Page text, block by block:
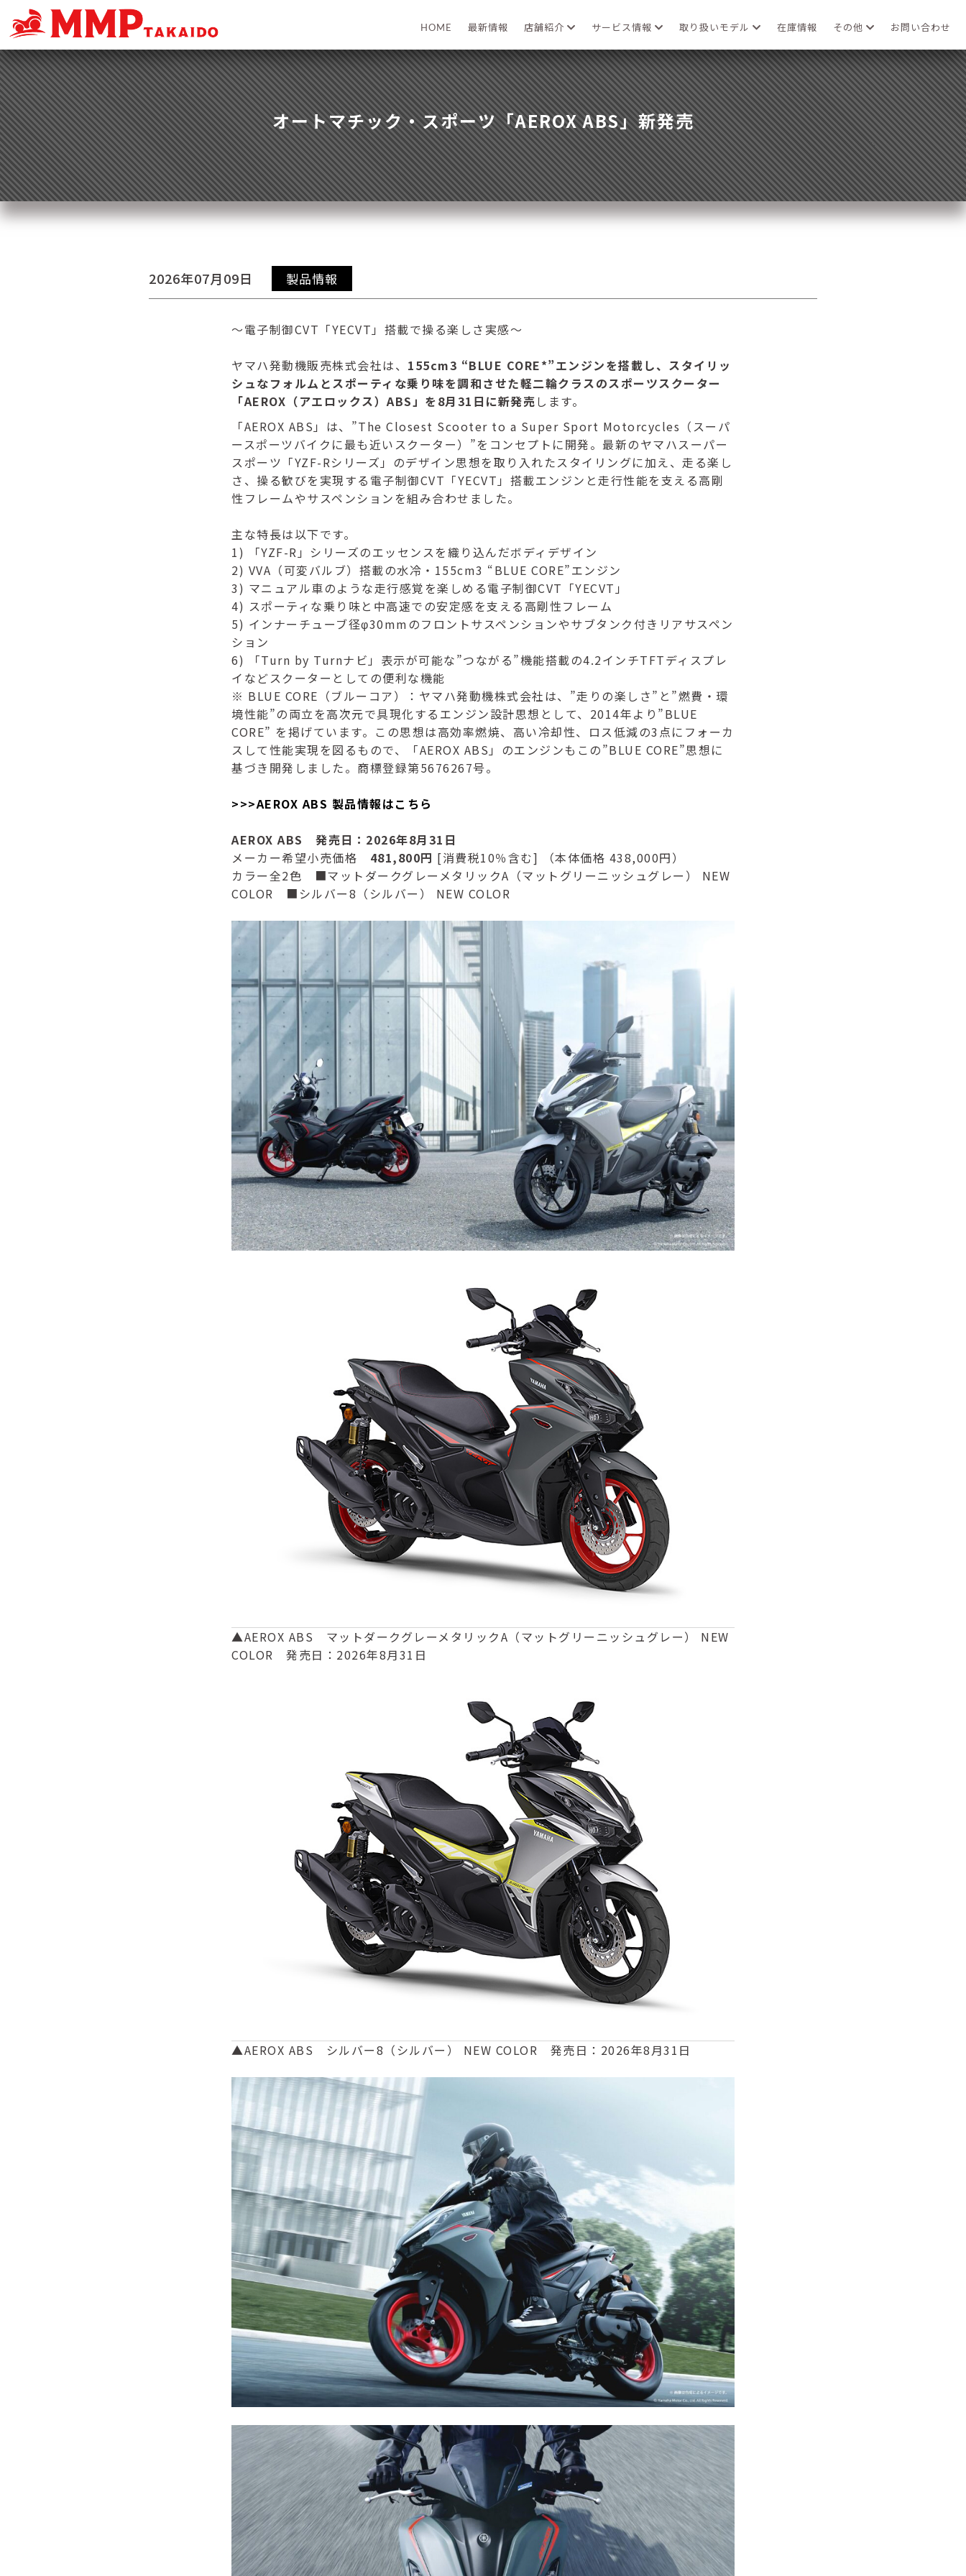
HOME 最新情報 店舗紹介 サービス情報 取り扱いモデル 在庫情報 その他 お問い合わせ
オートマチック・スポーツ「AEROX ABS」新発売
2026年07月09日 製品情報
～電子制御CVT「YECVT」搭載で操る楽しさ実感～
ヤマハ発動機販売株式会社は、 155cm3 “BLUE CORE*”エンジンを搭載し、スタイリッ
シュなフォルムとスポーティな乗り味を調和させた軽二輪クラスのスポーツスクーター
「AEROX（アエロックス）ABS」を8月31日に新発売 します。
「AEROX ABS」は、”The Closest Scooter to a Super Sport Motorcycles（スーパ
ースポーツバイクに最も近いスクーター）”をコンセプトに開発。最新のヤマハスーパー
スポーツ「YZF-Rシリーズ」のデザイン思想を取り入れたスタイリングに加え、走る楽し
さ、操る歓びを実現する電子制御CVT「YECVT」搭載エンジンと走行性能を支える高剛
性フレームやサスペンションを組み合わせました。
主な特長は以下です。
1) 「YZF-R」シリーズのエッセンスを織り込んだボディデザイン
2) VVA（可変バルブ）搭載の水冷・155cm3 “BLUE CORE”エンジン
3) マニュアル車のような走行感覚を楽しめる電子制御CVT「YECVT」
4) スポーティな乗り味と中高速での安定感を支える高剛性フレーム
5) インナーチューブ径φ30mmのフロントサスペンションやサブタンク付きリアサスペン
ション
6) 「Turn by Turnナビ」表示が可能な”つながる”機能搭載の4.2インチTFTディスプレ
イなどスクーターとしての便利な機能
※ BLUE CORE（ブルーコア）：ヤマハ発動機株式会社は、”走りの楽しさ”と”燃費・環
境性能”の両立を高次元で具現化するエンジン設計思想として、2014年より”BLUE
CORE” を掲げています。この思想は高効率燃焼、高い冷却性、ロス低減の3点にフォーカ
スして性能実現を図るもので、「AEROX ABS」のエンジンもこの”BLUE CORE”思想に
基づき開発しました。商標登録第5676267号。
>>>AEROX ABS 製品情報はこちら
AEROX ABS 発売日：2026年8月31日
メーカー希望小売価格 481,800円 [消費税10％含む] （本体価格 438,000円）
カラー全2色 ■マットダークグレーメタリックA（マットグリーニッシュグレー） NEW
COLOR ■シルバー8（シルバー） NEW COLOR
▲AEROX ABS マットダークグレーメタリックA（マットグリーニッシュグレー） NEW
COLOR 発売日：2026年8月31日
▲AEROX ABS シルバー8（シルバー） NEW COLOR 発売日：2026年8月31日